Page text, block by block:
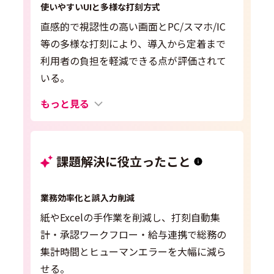
使いやすいUIと多様な打刻方式
直感的で視認性の高い画面とPC/スマホ/IC
等の多様な打刻により、導入から定着まで
利用者の負担を軽減できる点が評価されて
いる。
もっと見る
課題解決に役立ったこと
業務効率化と誤入力削減
紙やExcelの手作業を削減し、打刻自動集
計・承認ワークフロー・給与連携で総務の
集計時間とヒューマンエラーを大幅に減ら
せる。